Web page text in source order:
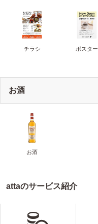
チラシ ポスター
お酒
お酒
attaのサービス紹介